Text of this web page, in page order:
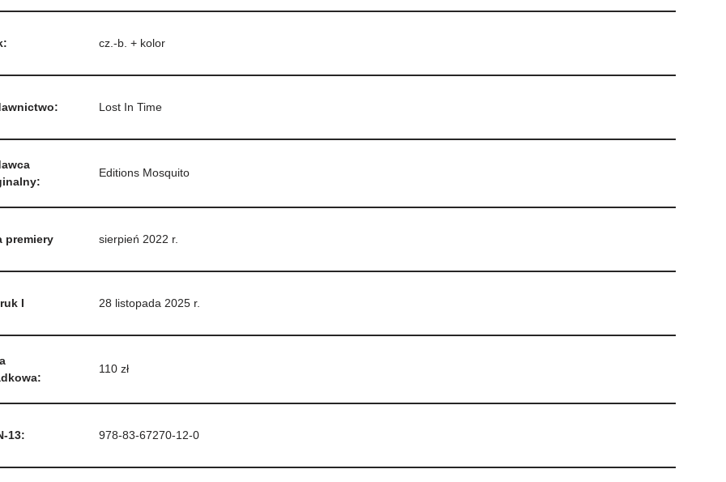
cz.-b. + kolor
Lost In Time
Editions Mosquito
premiery sierpień 2022 r.
I 28 listopada 2025 r.
110 zł
13: 978-83-67270-12-0